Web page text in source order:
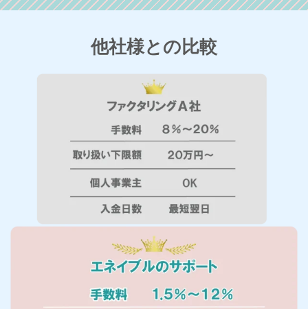
他社様との比較